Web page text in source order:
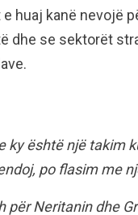
huaj kanë nevojë
dhe se sektorët
ky është një takim
po flasim me
për Neritanin dhe